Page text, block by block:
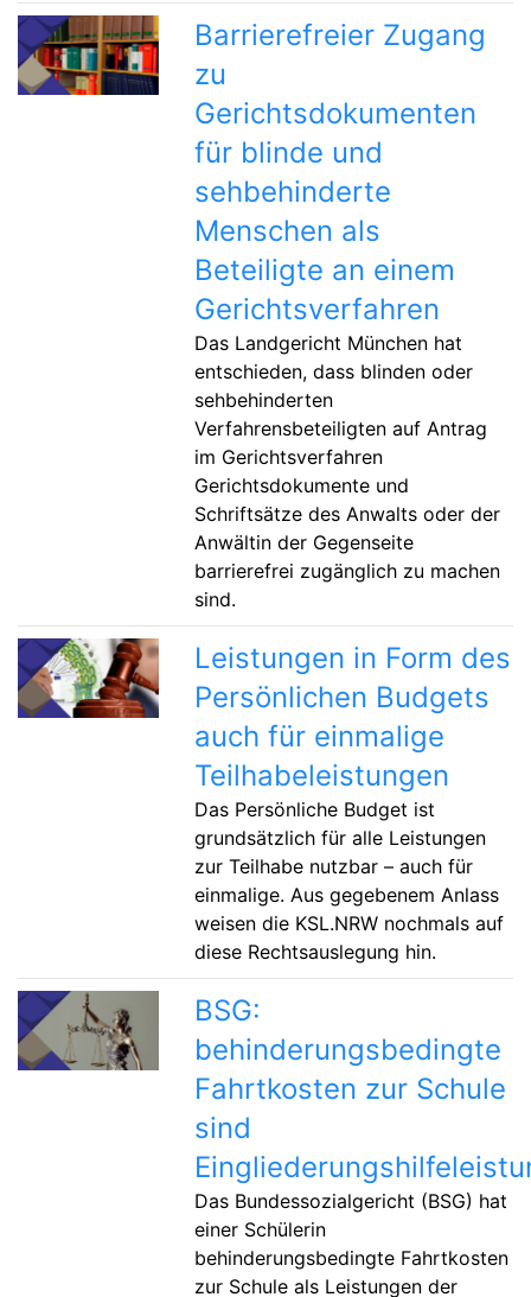
Barrierefreier Zugang
zu
Gerichtsdokumenten
für blinde und
sehbehinderte
Menschen als
Beteiligte an einem
Gerichtsverfahren
Das Landgericht München hat
entschieden, dass blinden oder
sehbehinderten
Verfahrensbeteiligten auf Antrag
im Gerichtsverfahren
Gerichtsdokumente und
Schriftsätze des Anwalts oder der
Anwältin der Gegenseite
barrierefrei zugänglich zu machen
sind.
Leistungen in Form des
Persönlichen Budgets
auch für einmalige
Teilhabeleistungen
Das Persönliche Budget ist
grundsätzlich für alle Leistungen
zur Teilhabe nutzbar – auch für
einmalige. Aus gegebenem Anlass
weisen die KSL.NRW nochmals auf
diese Rechtsauslegung hin.
BSG:
behinderungsbedingte
Fahrtkosten zur Schule
sind
Das Bundessozialgericht (BSG) hat
einer Schülerin
behinderungsbedingte Fahrtkosten
zur Schule als Leistungen der